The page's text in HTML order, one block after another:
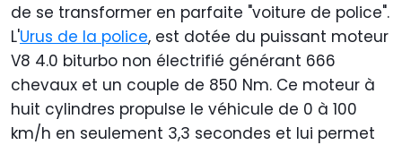
de se transformer en parfaite "voiture de police".
L'Urus de la police, est dotée du puissant moteur
V8 4.0 biturbo non électrifié générant 666
chevaux et un couple de 850 Nm. Ce moteur à
huit cylindres propulse le véhicule de 0 à 100
km/h en seulement 3,3 secondes et lui permet